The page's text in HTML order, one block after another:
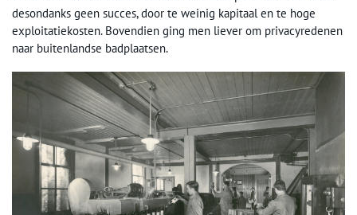
desondanks geen succes, door te weinig kapitaal en te hoge
exploitatiekosten. Bovendien ging men liever om privacyredenen
naar buitenlandse badplaatsen.